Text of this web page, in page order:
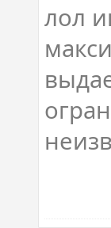
лол